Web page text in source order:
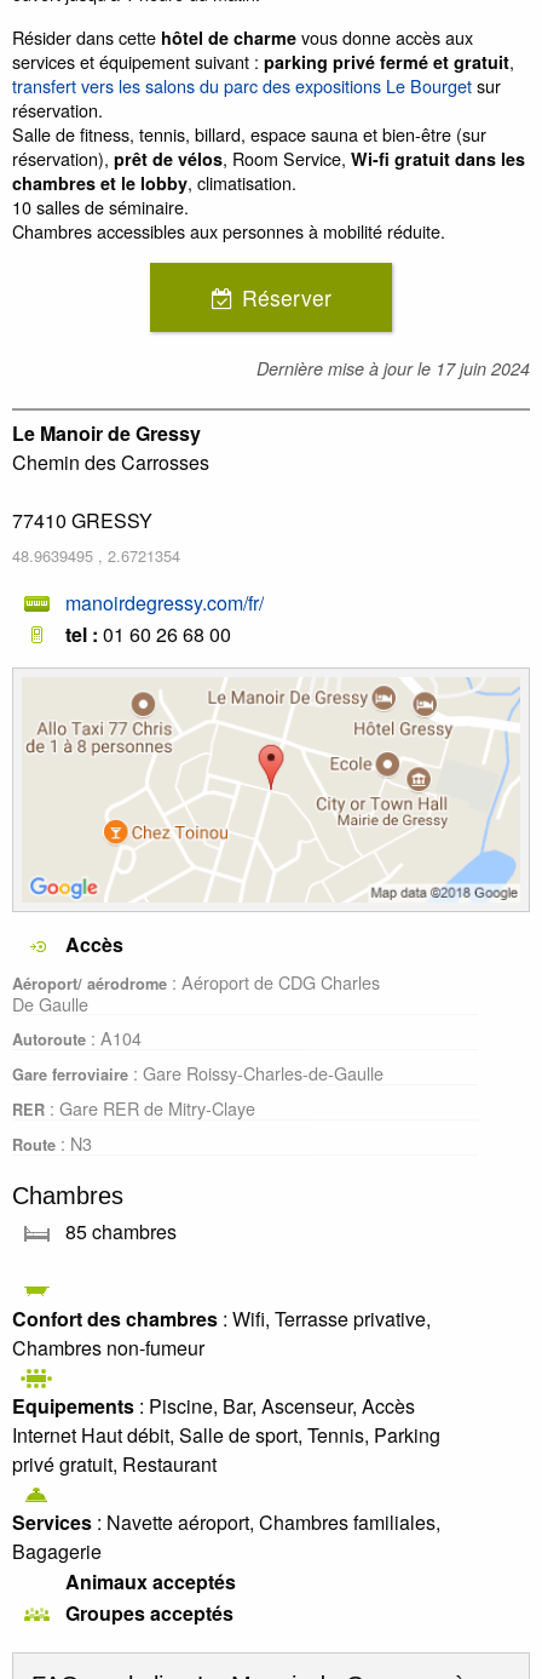
Résider dans cette hôtel de charme vous donne accès aux
services et équipement suivant : parking privé fermé et gratuit,
transfert vers les salons du parc des expositions Le Bourgetsur
réservation.
Salle de fitness, tennis, billard, espace sauna et bien-être (sur
réservation), prêt de vélos, Room Service, Wi-fi gratuit dans les
chambres et le lobby, climatisation.
10 salles de séminaire.
Chambres accessibles aux personnes à mobilité réduite.
Réserver
Dernière mise à jour le 17 juin 2024
Le Manoir de Gressy
Chemin des Carrosses
77410 GRESSY
48.9639495 , 2.6721354
manoirdegressy.com/fr/
tel : 01 60 26 68 00
Accès
Aéroport/ aérodrome : Aéroport de CDG Charles
De Gaulle
Autoroute : A104
Gare ferroviaire : Gare Roissy-Charles-de-Gaulle
RER : Gare RER de Mitry-Claye
Route : N3
Chambres
85 chambres
Confort des chambres : Wifi, Terrasse privative,
Chambres non-fumeur
Equipements : Piscine, Bar, Ascenseur, Accès
Internet Haut débit, Salle de sport, Tennis, Parking
privé gratuit, Restaurant
Services : Navette aéroport, Chambres familiales,
Bagagerie
Animaux acceptés
Groupes acceptés